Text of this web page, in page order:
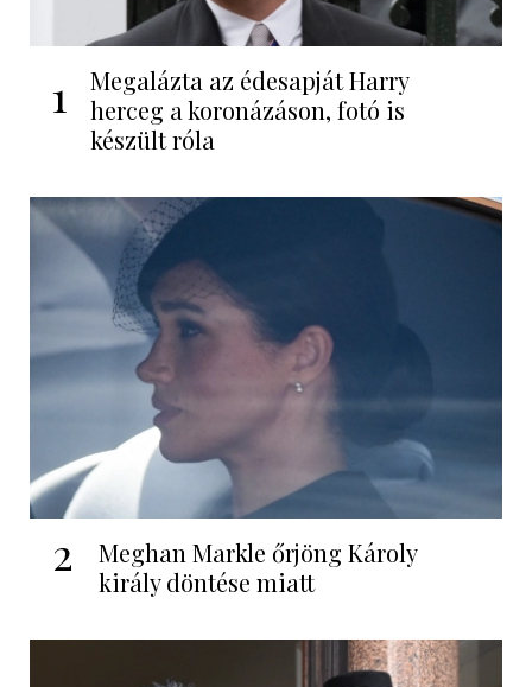
1
Megalázta az édesapját Harry
herceg a koronázáson, fotó is
készült róla
2
Meghan Markle őrjöng Károly
király döntése miatt